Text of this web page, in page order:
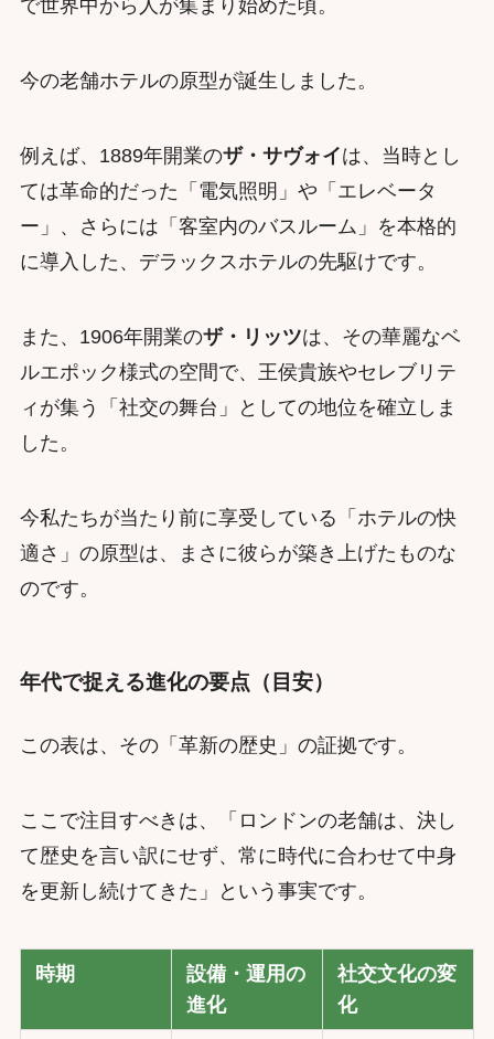
で世界中から人が集まり始めた頃。
今の老舗ホテルの原型が誕生しました。
例えば、1889年開業のザ・サヴォイは、当時とし
ては革命的だった「電気照明」や「エレベータ
ー」、さらには「客室内のバスルーム」を本格的
に導入した、デラックスホテルの先駆けです。
また、1906年開業のザ・リッツは、その華麗なベ
ルエポック様式の空間で、王侯貴族やセレブリテ
ィが集う「社交の舞台」としての地位を確立しま
した。
今私たちが当たり前に享受している「ホテルの快
適さ」の原型は、まさに彼らが築き上げたものな
のです。
年代で捉える進化の要点（目安）
この表は、その「革新の歴史」の証拠です。
ここで注目すべきは、「ロンドンの老舗は、決し
て歴史を言い訳にせず、常に時代に合わせて中身
を更新し続けてきた」という事実です。
時期
設備・運用の
進化
社交文化の変
化